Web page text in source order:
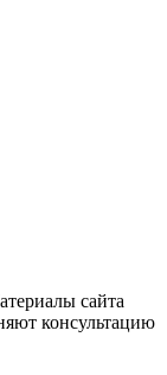
сайта
консультацию